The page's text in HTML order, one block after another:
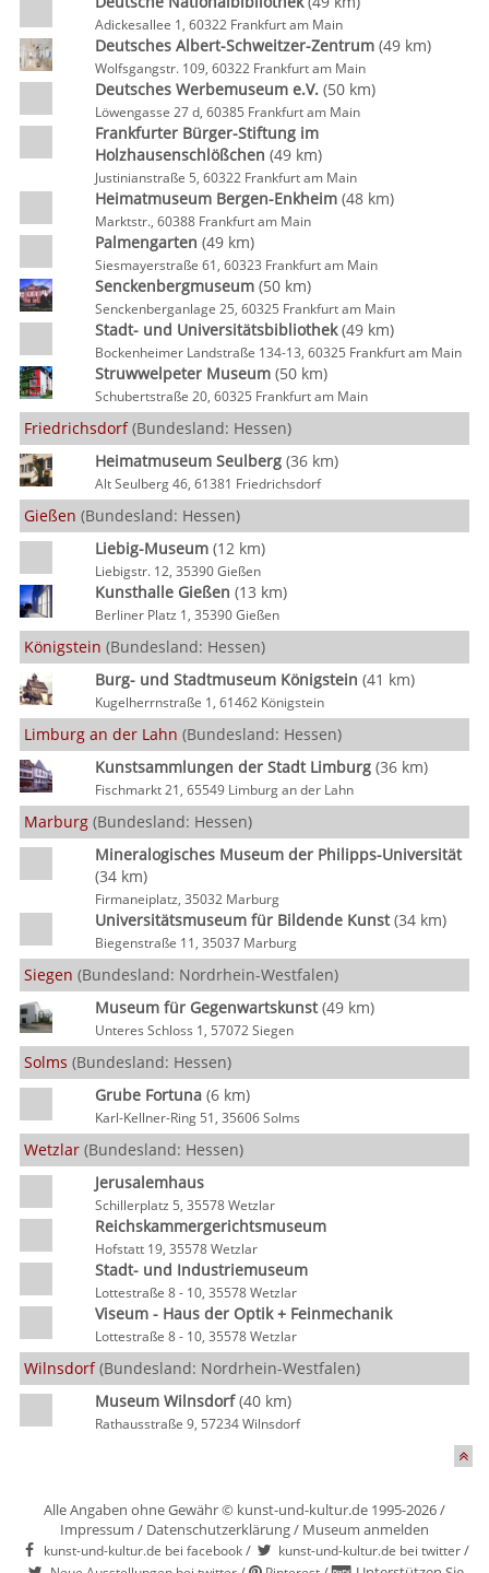
Adickesallee 1, 60322 Frankfurt am Main
Deutsches Albert-Schweitzer-Zentrum(49 km)
Wolfsgangstr. 109, 60322 Frankfurt am Main
Deutsches Werbemuseum e.V.(50 km)
Löwengasse 27 d, 60385 Frankfurt am Main
Frankfurter Bürger-Stiftung im
Holzhausenschlößchen (49 km)
Justinianstraße 5, 60322 Frankfurt am Main
Heimatmuseum Bergen-Enkheim(48 km)
Marktstr., 60388 Frankfurt am Main
Palmengarten (49 km)
Siesmayerstraße 61, 60323 Frankfurt am Main
Senckenbergmuseum(50 km)
Senckenberganlage 25, 60325 Frankfurt am Main
Stadt- und Universitätsbibliothek(49 km)
Bockenheimer Landstraße 134-13, 60325 Frankfurt am Main
Struwwelpeter Museum(50 km)
Schubertstraße 20, 60325 Frankfurt am Main
Friedrichsdorf(Bundesland: Hessen)
Heimatmuseum Seulberg(36 km)
Alt Seulberg 46, 61381 Friedrichsdorf
Gießen (Bundesland: Hessen)
Liebig-Museum(12 km)
Liebigstr. 12, 35390 Gießen
Kunsthalle Gießen (13 km)
Berliner Platz 1, 35390 Gießen
Königstein (Bundesland: Hessen)
Burg- und Stadtmuseum Königstein (41 km)
Kugelherrnstraße 1, 61462 Königstein
Limburg an der Lahn (Bundesland: Hessen)
Kunstsammlungen der Stadt Limburg(36 km)
Fischmarkt 21, 65549 Limburg an der Lahn
Marburg (Bundesland: Hessen)
Mineralogisches Museum der Philipps-Universität
(34 km)
Firmaneiplatz, 35032 Marburg
Universitätsmuseum für Bildende Kunst(34 km)
Biegenstraße 11, 35037 Marburg
Siegen (Bundesland: Nordrhein-Westfalen)
Museum für Gegenwartskunst(49 km)
Unteres Schloss 1, 57072 Siegen
Solms (Bundesland: Hessen)
Grube Fortuna(6 km)
Karl-Kellner-Ring 51, 35606 Solms
Wetzlar (Bundesland: Hessen)
Jerusalemhaus
Schillerplatz 5, 35578 Wetzlar
Reichskammergerichtsmuseum
Hofstatt 19, 35578 Wetzlar
Stadt- und Industriemuseum
Lottestraße 8 - 10, 35578 Wetzlar
Viseum - Haus der Optik + Feinmechanik
Lottestraße 8 - 10, 35578 Wetzlar
Wilnsdorf(Bundesland: Nordrhein-Westfalen)
Museum Wilnsdorf(40 km)
Rathausstraße 9, 57234 Wilnsdorf
Alle Angaben ohne Gewähr © kunst-und-kultur.de 1995-2026 /
Impressum / Datenschutzerklärung/ Museum anmelden
kunst-und-kultur.de bei facebook/ kunst-und-kultur.de bei twitter/